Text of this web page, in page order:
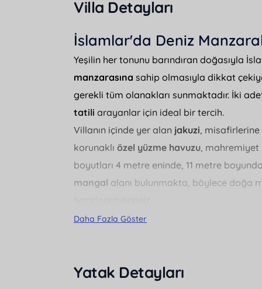
Villa Detayları
İslamlar'da Deniz
Yeşilin her tonunu barındıran doğasıyla
manzarasına sahip olmasıyla dikkat
gerekli tüm olanakları sunmaktadır. İki
tatili arayanlar için ideal bir tercih.
Villanın içinde yer alan jakuzi, misafirlerine
korunaklı özel yüzme havuzu, mahremiyet
boyutları 4 metre eninde, 11 metre
mangal alanı bulunmakta, böylece doğa
Her sabah deniz manzarası eşliğinde
km mesafede olup, merkezi yerlere kolay
Daha Fazla Göster
Yatak Detayları